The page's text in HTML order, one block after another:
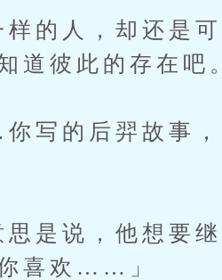
的人，却还是可
道彼此的存在吧
的后羿故事，
是说，他想要
喜欢……」